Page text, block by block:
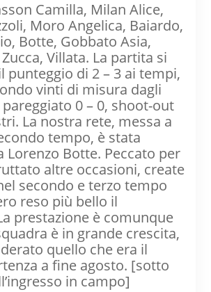
Camilla, Milan Alice,
Moro Angelica, Baiardo,
Botte, Gobbato Asia,
Villata. La partita si
punteggio di 2 – 3 ai tempi,
vinti di misura dagli
0 – 0, shoot-out
La nostra rete, messa a
tempo, è stata
Lorenzo Botte. Peccato per
altre occasioni, create
secondo e terzo tempo
reso più bello il
prestazione è comunque
è in grande crescita,
quello che era il
a fine agosto. [sotto
in campo]